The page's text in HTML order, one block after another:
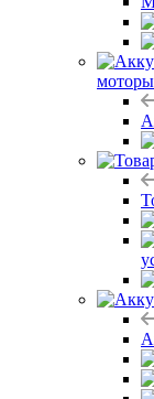
моторы